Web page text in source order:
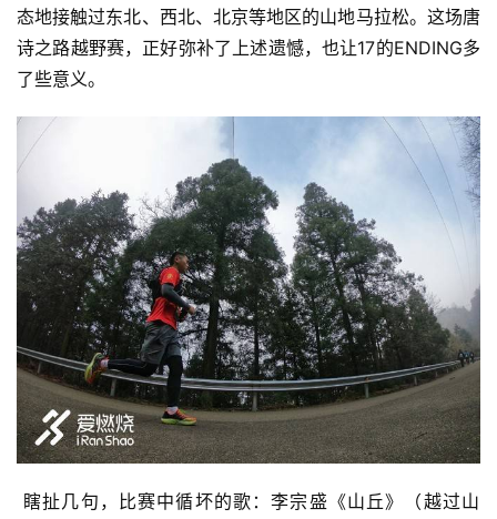
态地接触过东北、西北、北京等地区的山地马拉松。这场唐
诗之路越野赛，正好弥补了上述遗憾，也让17的ENDING多
了些意义。